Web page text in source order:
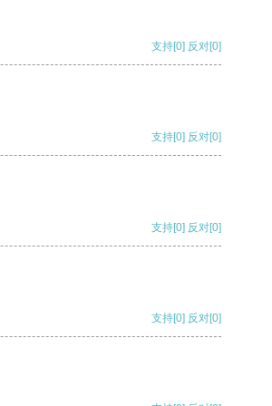
支持[0] 反对[0]
支持[0] 反对[0]
支持[0] 反对[0]
支持[0] 反对[0]